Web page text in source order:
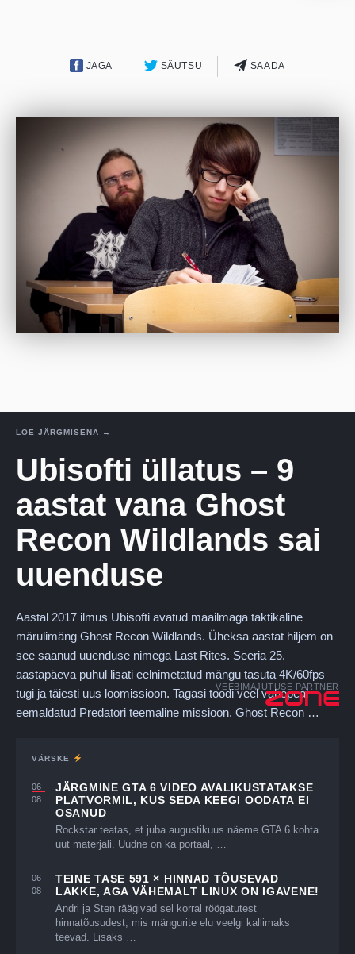
JAGA SÄUTSU SAADA
LOE JÄRGMISENA →
Ubisofti üllatus – 9
aastat vana Ghost
Recon Wildlands sai
uuenduse
Aastal 2017 ilmus Ubisofti avatud maailmaga taktikaline
märulimäng Ghost Recon Wildlands. Üheksa aastat hiljem on
see saanud uuenduse nimega Last Rites. Seeria 25.
aastapäeva puhul lisati eelnimetatud mängu tasuta 4K/60fps
tugi ja täiesti uus loomissioon. Tagasi toodi veel vahepeal
eemaldatud Predatori teemaline missioon. Ghost Recon …
VÄRSKE
06
08
JÄRGMINE GTA 6 VIDEO AVALIKUSTATAKSE
PLATVORMIL, KUS SEDA KEEGI OODATA EI
OSANUD
Rockstar teatas, et juba augustikuus näeme GTA 6 kohta
uut materjali. Uudne on ka portaal, …
06
08
TEINE TASE 591 × HINNAD TÕUSEVAD
LAKKE, AGA VÄHEMALT LINUX ON IGAVENE!
Andri ja Sten räägivad sel korral röögatutest
hinnatõusudest, mis mängurite elu veelgi kallimaks
teevad. Lisaks …
VEEBIMAJUTUSE PARTNER